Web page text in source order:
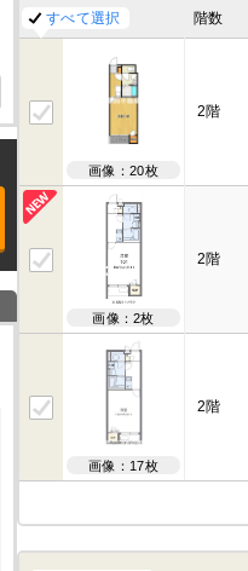
すべて選択 階数
画像：20枚
2階
画像：2枚
2階
画像：17枚
2階